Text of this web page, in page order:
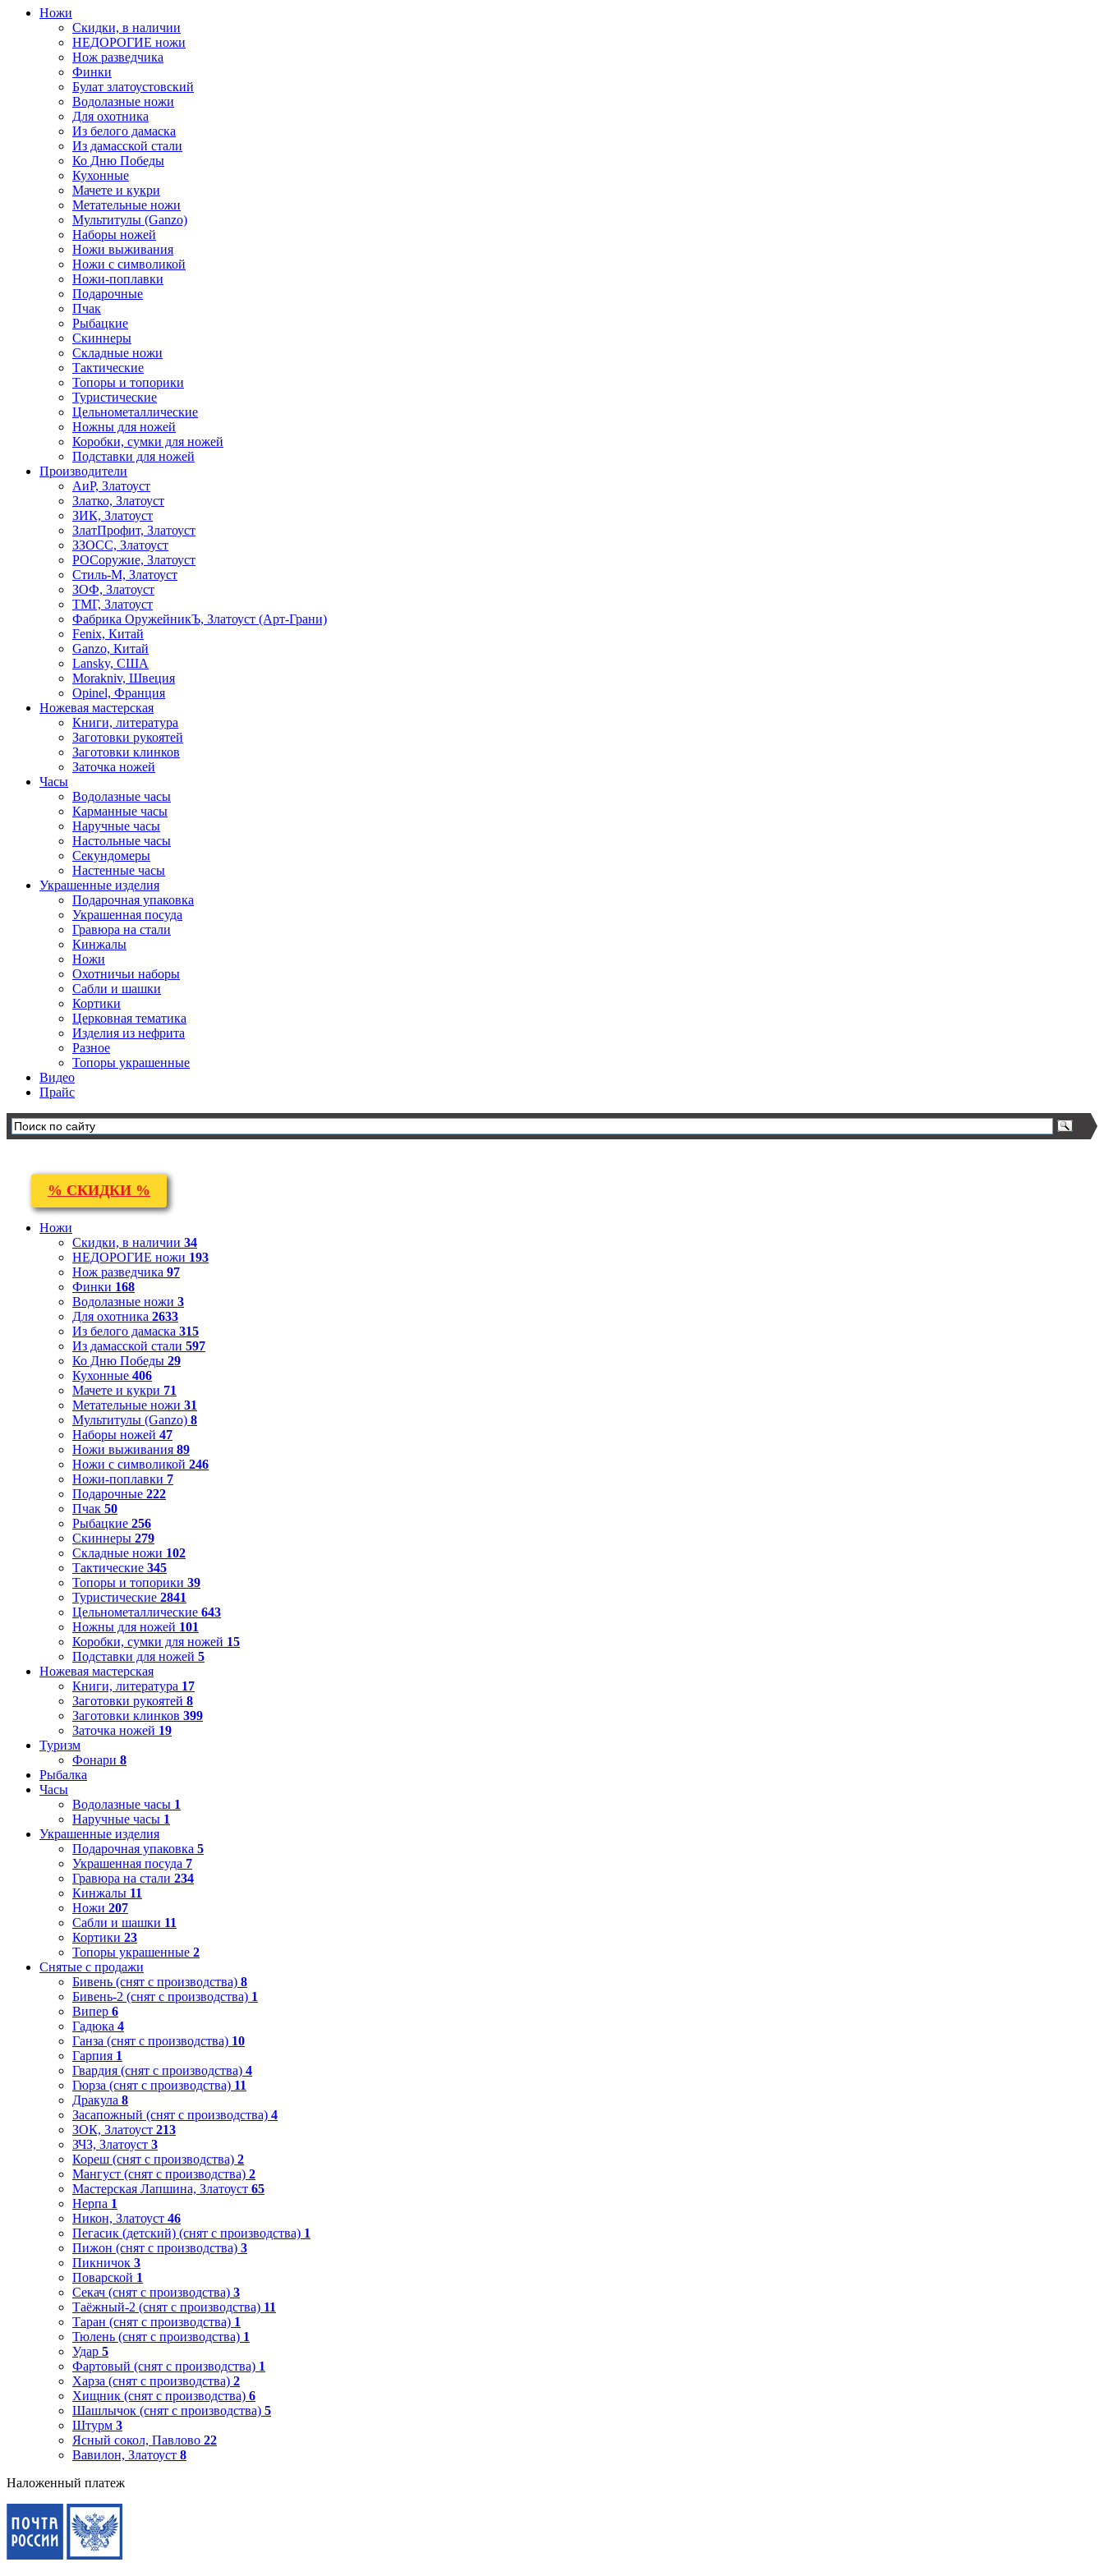
Ножи
Скидки, в наличии
НЕДОРОГИЕ ножи
Нож разведчика
Финки
Булат златоустовский
Водолазные ножи
Для охотника
Из белого дамаска
Из дамасской стали
Ко Дню Победы
Кухонные
Мачете и кукри
Метательные ножи
Мультитулы (Ganzo)
Наборы ножей
Ножи выживания
Ножи с символикой
Ножи-поплавки
Подарочные
Пчак
Рыбацкие
Скиннеры
Складные ножи
Тактические
Топоры и топорики
Туристические
Цельнометаллические
Ножны для ножей
Коробки, сумки для ножей
Подставки для ножей
Производители
АиР, Златоуст
Златко, Златоуст
ЗИК, Златоуст
ЗлатПрофит, Златоуст
ЗЗОСС, Златоуст
РОСоружие, Златоуст
Стиль-М, Златоуст
ЗОФ, Златоуст
ТМГ, Златоуст
Фабрика ОружейникЪ, Златоуст (Арт-Грани)
Fenix, Китай
Ganzo, Китай
Lansky, США
Morakniv, Швеция
Opinel, Франция
Ножевая мастерская
Книги, литература
Заготовки рукоятей
Заготовки клинков
Заточка ножей
Часы
Водолазные часы
Карманные часы
Наручные часы
Настольные часы
Секундомеры
Настенные часы
Украшенные изделия
Подарочная упаковка
Украшенная посуда
Гравюра на стали
Кинжалы
Ножи
Охотничьи наборы
Сабли и шашки
Кортики
Церковная тематика
Изделия из нефрита
Разное
Топоры украшенные
Видео
Прайс
% СКИДКИ %
Ножи
Скидки, в наличии 34
НЕДОРОГИЕ ножи 193
Нож разведчика 97
Финки 168
Водолазные ножи 3
Для охотника 2633
Из белого дамаска 315
Из дамасской стали 597
Ко Дню Победы 29
Кухонные 406
Мачете и кукри 71
Метательные ножи 31
Мультитулы (Ganzo) 8
Наборы ножей 47
Ножи выживания 89
Ножи с символикой 246
Ножи-поплавки 7
Подарочные 222
Пчак 50
Рыбацкие 256
Скиннеры 279
Складные ножи 102
Тактические 345
Топоры и топорики 39
Туристические 2841
Цельнометаллические 643
Ножны для ножей 101
Коробки, сумки для ножей 15
Подставки для ножей 5
Ножевая мастерская
Книги, литература 17
Заготовки рукоятей 8
Заготовки клинков 399
Заточка ножей 19
Туризм
Фонари 8
Рыбалка
Часы
Водолазные часы 1
Наручные часы 1
Украшенные изделия
Подарочная упаковка 5
Украшенная посуда 7
Гравюра на стали 234
Кинжалы 11
Ножи 207
Сабли и шашки 11
Кортики 23
Топоры украшенные 2
Снятые с продажи
Бивень (снят с производства) 8
Бивень-2 (снят с производства) 1
Випер 6
Гадюка 4
Ганза (снят с производства) 10
Гарпия 1
Гвардия (снят с производства) 4
Гюрза (снят с производства) 11
Дракула 8
Засапожный (снят с производства) 4
ЗОК, Златоуст 213
ЗЧЗ, Златоуст 3
Кореш (снят с производства) 2
Мангуст (снят с производства) 2
Мастерская Лапшина, Златоуст 65
Нерпа 1
Никон, Златоуст 46
Пегасик (детский) (снят с производства) 1
Пижон (снят с производства) 3
Пикничок 3
Поварской 1
Секач (снят с производства) 3
Таёжный-2 (снят с производства) 11
Таран (снят с производства) 1
Тюлень (снят с производства) 1
Удар 5
Фартовый (снят с производства) 1
Харза (снят с производства) 2
Хищник (снят с производства) 6
Шашлычок (снят с производства) 5
Штурм 3
Ясный сокол, Павлово 22
Вавилон, Златоуст 8
Наложенный платеж